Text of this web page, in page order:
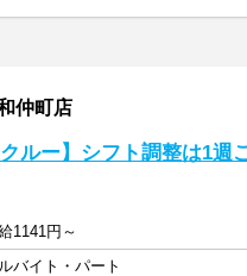
仲町店
クルー】シフト調整は1
1141円～
バイト・パート